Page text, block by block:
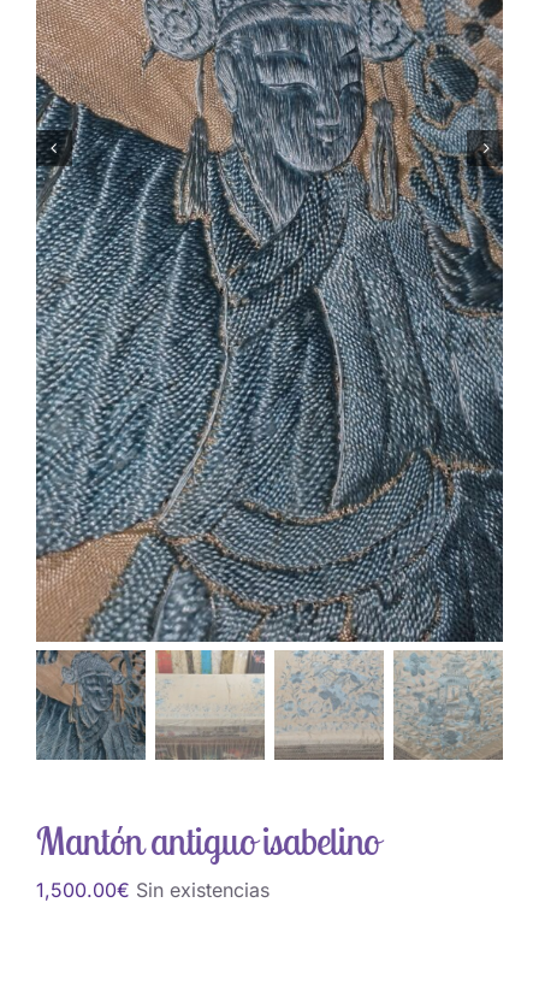
Mantón antiguo isabelino
1,500.00€ Sin existencias